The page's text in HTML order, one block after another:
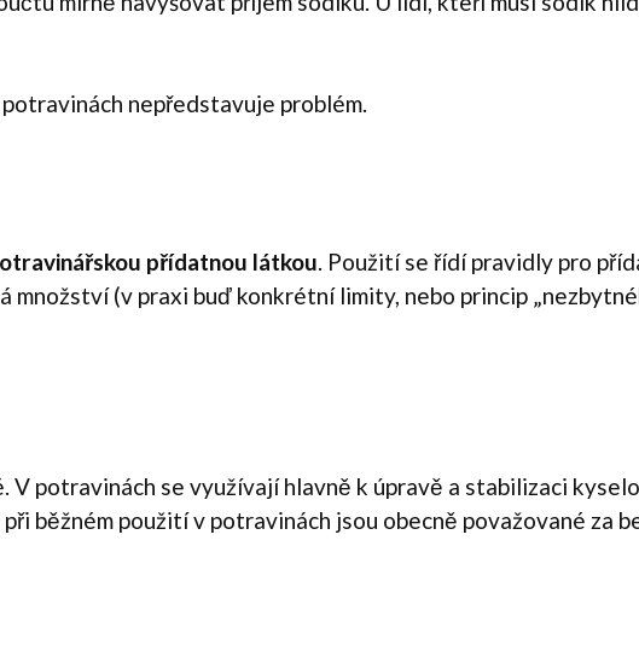
nepředstavuje problém.
přídatnou látkou . Použití se řídí pravidly pro
(v praxi buď konkrétní limity, nebo princip
potravinách se využívají hlavně k úpravě a stabilizaci
běžném použití v potravinách jsou obecně považované za